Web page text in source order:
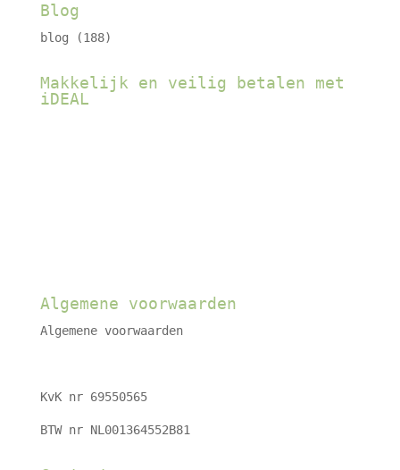
Blog
blog (188)
Makkelijk en veilig betalen met
iDEAL
Algemene voorwaarden
Algemene voorwaarden
KvK nr 69550565
BTW nr NL001364552B81